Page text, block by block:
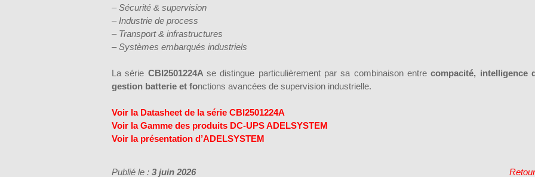
–Sécurité & supervision
– Industrie de process
– Transport & infrastructures
–Systèmes embarqués industriels
La série CBI2501224Ase distingue particulièrement par sa combinaison entrecompacité, intelligence
gestion batterie et fonctions avancées de supervision industrielle.
Voir la Datasheet de la série CBI2501224A
Voir la Gamme des produits DC-UPS ADELSYSTEM
Voir la présentation d’ADELSYSTEM
Publié le : 3 juin 2026 Retour